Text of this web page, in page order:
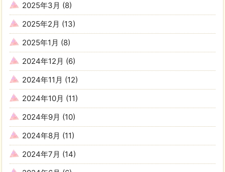
2025年3月 (8)
2025年2月 (13)
2025年1月 (8)
2024年12月 (6)
2024年11月 (12)
2024年10月 (11)
2024年9月 (10)
2024年8月 (11)
2024年7月 (14)